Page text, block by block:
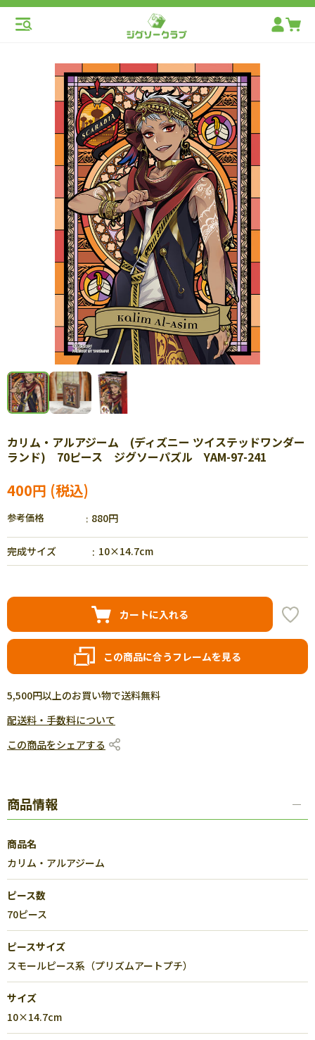
カリム・アルアジーム (ディズニー ツイステッドワンダー
ランド) 70ピース ジグソーパズル YAM-97-241
400円
参考価格 880円
完成サイズ 10×14.7cm
カートに入れる
この商品に合うフレームを見る
5,500円以上のお買い物で送料無料
配送料・手数料について
この商品をシェアする
商品情報
商品名
カリム・アルアジーム
ピース数
70ピース
ピースサイズ
スモールピース系（プリズムアートプチ）
サイズ
10×14.7cm